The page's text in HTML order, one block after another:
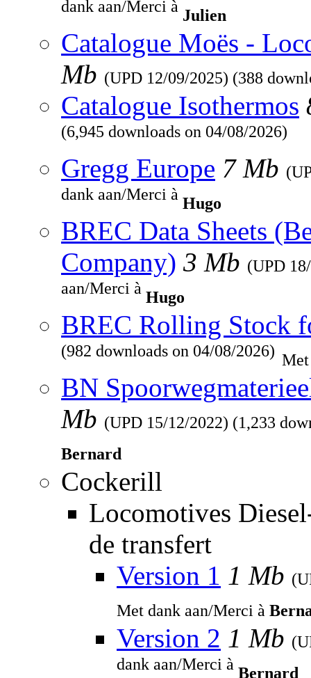
dank aan/Merci à Julien
Catalogue Moës -
Mb (UPD 12/09/2025) (388
Catalogue Isothermos
(6,945 downloads on 04/08/2026)
Gregg Europe 7 Mb
dank aan/Merci à Hugo
BREC Data Sheets
Company) 3 Mb (UPD
aan/Merci à Hugo
BREC Rolling Stock
(982 downloads on 04/08/2026)
BN
Mb (UPD 15/12/2022) (1,233
Bernard
Cockerill
Locomotives
de transfert
Version 1 1 Mb
Met dank aan/Merci à
Version 2 1 Mb
dank aan/Merci à Bernard